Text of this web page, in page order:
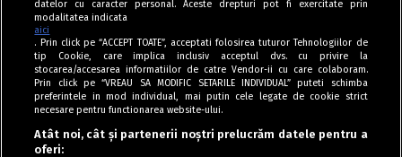
Tag index
Program Antena 1
datelor cu caracter personal. Aceste drepturi pot fi exercitate prin
modalitatea indicata
aici
. Prin click pe “ACCEPT TOATE”, acceptati folosirea tuturor Tehnologiilor de
tip Cookie, care implica inclusiv acceptul dvs. cu privire la
stocarea/accesarea informatiilor de catre Vendor-ii cu care colaboram.
Prin click pe “VREAU SA MODIFIC SETARILE INDIVIDUAL” puteti schimba
preferintele in mod individual, mai putin cele legate de cookie strict
necesare pentru functionarea website-ului.
Atât noi, cât și partenerii noștri prelucrăm datele pentru a
oferi: